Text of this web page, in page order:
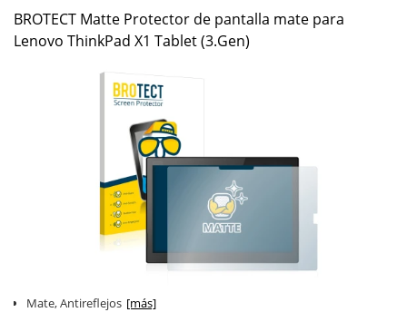
BROTECT Matte Protector de pantalla mate para
Lenovo ThinkPad X1 Tablet (3.Gen)
Mate, Antireflejos [más]